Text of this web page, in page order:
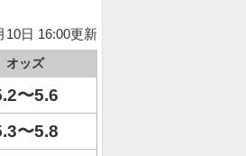
10日 16:00更新
オッズ
〜5.6
〜5.8